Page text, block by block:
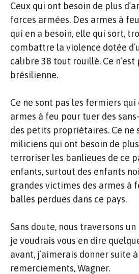
Ceux qui ont besoin de plus
forces armées. Des armes à
qui en a besoin, elle qui sort,
combattre la violence dotée
calibre 38 tout rouillé. Ce n´est
brésilienne.
Ce ne sont pas les fermiers qui
armes à feu pour tuer des
des petits propriétaires. Ce ne
miliciens qui ont besoin de
terroriser les banlieues de ce
enfants, surtout des enfants
grandes victimes des armes à
balles perdues dans ce pays.
Sans doute, nous traversons
je voudrais vous en dire
avant, j´aimerais donner suite
remerciements, Wagner.